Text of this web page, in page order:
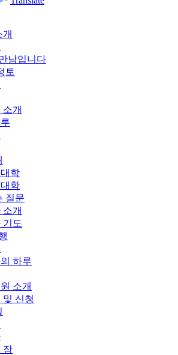
개
남입니다
토
소개
학
학
질문
소개
기도
하루
소개
및 신청
장